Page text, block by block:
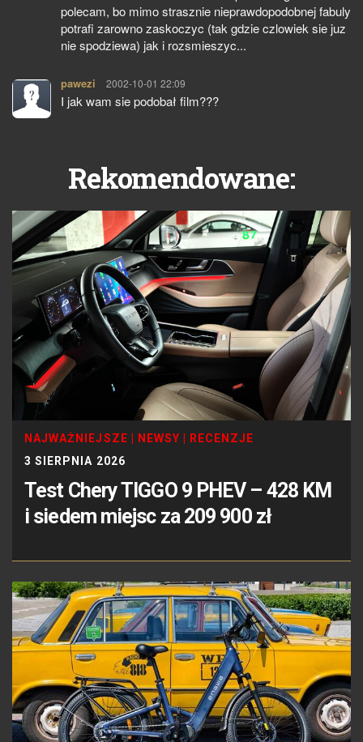
polecam, bo mimo strasznie nieprawdopodobnej fabuly
potrafi zarowno zaskoczyc (tak gdzie czlowiek sie juz
nie spodziewa) jak i rozsmieszyc...
pawezi pisze:
2002-10-01 22:09
I jak wam sie podobał film???
Rekomendowane:
NAJWAŻNIEJSZE NEWSY
RECENZJE
3 SIERPNIA 2026
Test Chery TIGGO 9 PHEV – 428 KM
i siedem miejsc za 209 900 zł